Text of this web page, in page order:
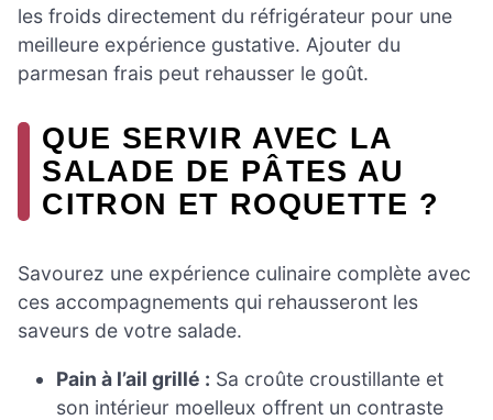
les froids directement du réfrigérateur pour une
meilleure expérience gustative. Ajouter du
parmesan frais peut rehausser le goût.
QUE SERVIR AVEC LA
SALADE DE PÂTES AU
CITRON ET ROQUETTE ?
Savourez une expérience culinaire complète avec
ces accompagnements qui rehausseront les
saveurs de votre salade.
Pain à l’ail grillé : Sa croûte croustillante et
son intérieur moelleux offrent un contraste